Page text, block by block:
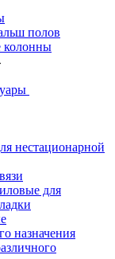
полов
колонны
нестационарной
для
назначения